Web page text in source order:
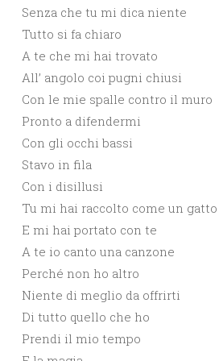
Senza che tu mi dica niente
Tutto si fa chiaro
A te che mi hai trovato
All’ angolo coi pugni chiusi
Con le mie spalle contro il muro
Pronto a difendermi
Con gli occhi bassi
Stavo in fila
Con i disillusi
Tu mi hai raccolto come un gatto
E mi hai portato con te
A te io canto una canzone
Perché non ho altro
Niente di meglio da offrirti
Di tutto quello che ho
Prendi il mio tempo